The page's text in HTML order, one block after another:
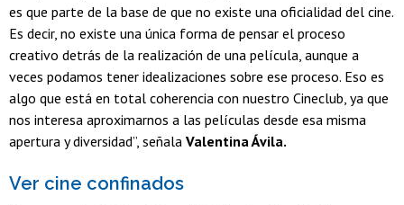
es que parte de la base de que no existe una oficialidad del cine.
Es decir, no existe una única forma de pensar el proceso
creativo detrás de la realización de una película, aunque a
veces podamos tener idealizaciones sobre ese proceso. Eso es
algo que está en total coherencia con nuestro Cineclub, ya que
nos interesa aproximarnos a las películas desde esa misma
apertura y diversidad”, señala Valentina Ávila.
Ver cine confinados